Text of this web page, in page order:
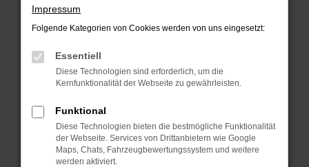
Suchmaschine?
Prüfe deine Browsererweiterungen.
können das Laden bestimmter Seiten
verhindern. Funktioniert die Seite in einem
anderen Browser oder in einem privaten
Starte dein Gerät neu.
Das kann manchmal helfen, vorübergehende
Probleme zu beheben.
Impressum
Folgende Kategorien von Cookies werden von uns eingesetzt:
Essentiell
Diese Technologien sind erforderlich, um die
Kernfunktionalität der Webseite zu gewährleisten.
Funktional
Diese Technologien bieten die bestmögliche Funktionalität
der Webseite. Services von Drittanbietern wie Google
Maps, Chats, Fahrzeugbewertungssystem und weitere
werden aktiviert.